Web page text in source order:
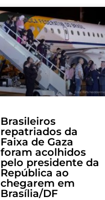
Brasileiros
repatriados da
Faixa de Gaza
foram acolhidos
pelo presidente da
República ao
chegarem em
Brasília/DF